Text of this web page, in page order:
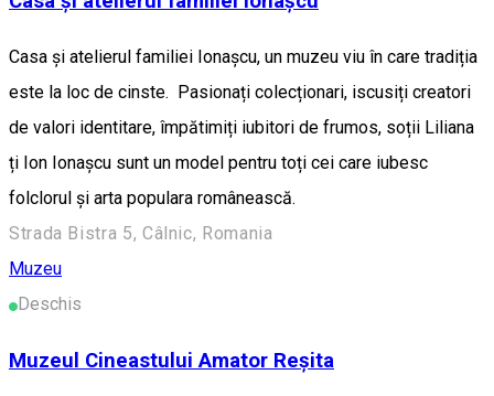
Casa și atelierul familiei Ionașcu, un muzeu viu în care tradiția
este la loc de cinste. Pasionați colecționari, iscusiți creatori
de valori identitare, împătimiți iubitori de frumos, soții Liliana
ți Ion Ionașcu sunt un model pentru toți cei care iubesc
folclorul și arta populara românească.
Strada Bistra 5, Câlnic, Romania
Muzeu
Deschis
Muzeul Cineastului Amator Reșita